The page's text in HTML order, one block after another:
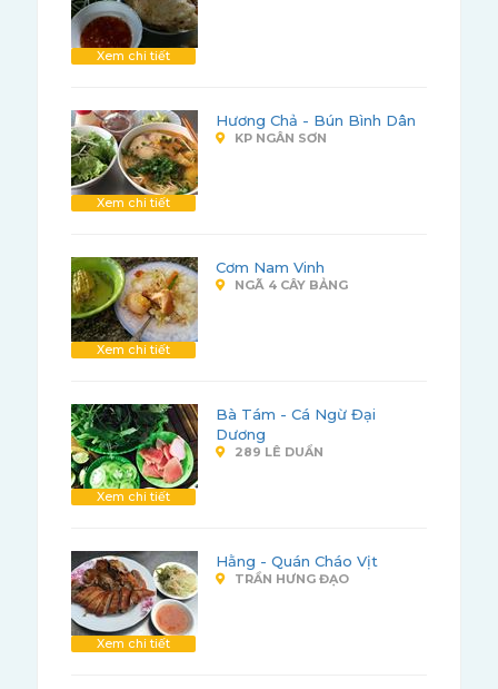
Xem chi tiết
Xem chi tiết
Hương Chả - Bún Bình Dân
KP NGÂN SƠN
Xem chi tiết
Cơm Nam Vinh
NGÃ 4 CÂY BẢNG
Xem chi tiết
Bà Tám - Cá Ngừ Đại
Dương
289 LÊ DUẨN
Xem chi tiết
Hằng - Quán Cháo Vịt
TRẦN HƯNG ĐẠO